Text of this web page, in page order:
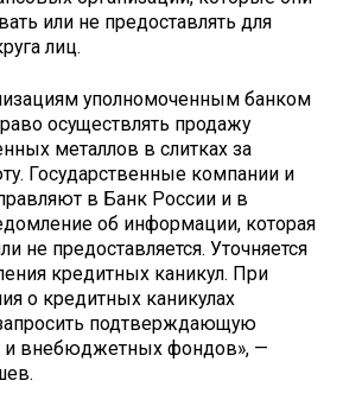
или не предоставлять для
лиц.
уполномоченным банком
осуществлять продажу
металлов в слитках за
Государственные компании и
в Банк России и в
об информации, которая
не предоставляется. Уточняется
кредитных каникул. При
о кредитных каникулах
подтверждающую
внебюджетных фондов», —